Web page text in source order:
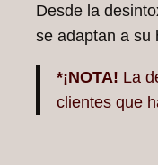
Desde la
se adaptan a su
*¡NOTA! La
clientes que